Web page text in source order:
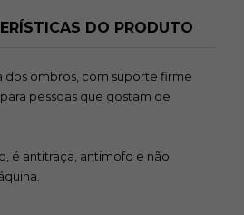
DO PRODUTO
dos ombros, com suporte firme
pessoas que gostam de
é antitraça, antimofo e não